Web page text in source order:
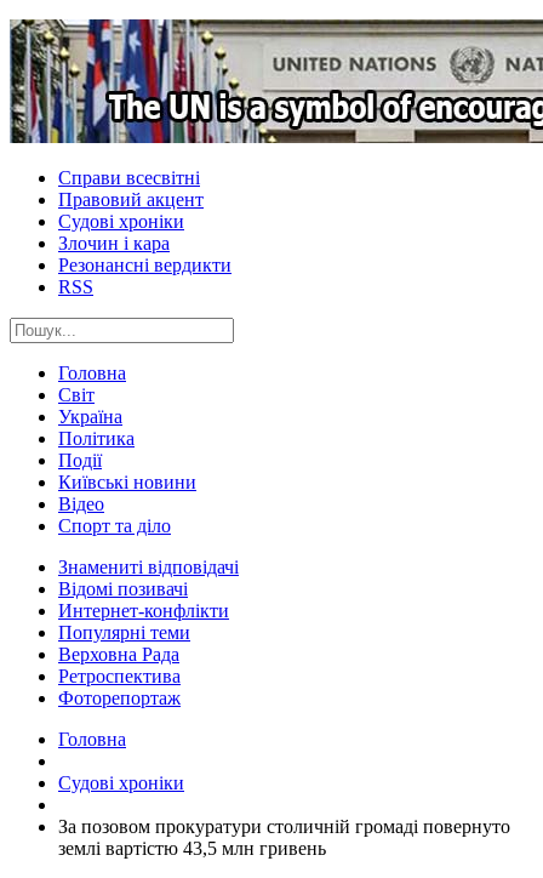
Справи всесвітні
Правовий акцент
Судові хроніки
Злочин і кара
Резонансні вердикти
RSS
Головна
Світ
Україна
Політика
Події
Київські новини
Відео
Спорт та діло
Знамениті відповідачі
Відомі позивачі
Интернет-конфлікти
Популярні теми
Верховна Рада
Ретроспектива
Фоторепортаж
Головна
Судові хроніки
За позовом прокуратури столичній громаді повернуто
землі вартістю 43,5 млн гривень